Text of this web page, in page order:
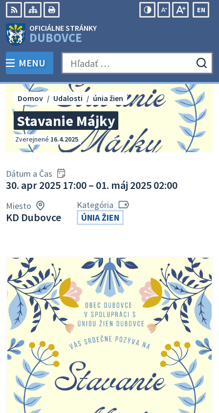
Preskočiť
na
obsah
RSS Mapa
EN
OFICIÁLNE STRÁNKY
DUBOVCE
PREPNÚŤ
MENU Hľadať:
Stavanie Májky
Domov Udalosti únia žien
Zverejnené 16.4.2025.
Dátum a Čas
30. apr 2025 17:00 – 01. máj 2025 02:00
Miesto
KD Dubovce
Kategória
ÚNIA ŽIEN